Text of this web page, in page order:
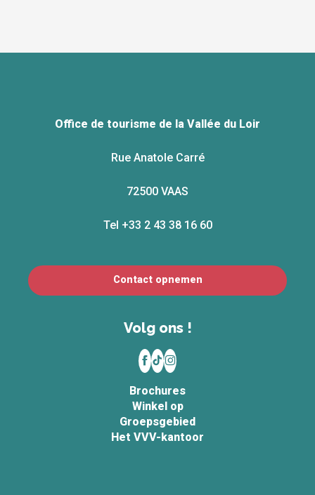
Office de tourisme de la Vallée du Loir
Rue Anatole Carré
72500 VAAS
Tel +33 2 43 38 16 60
Contact opnemen
Volg ons !
Brochures
Winkel op
Groepsgebied
Het VVV-kantoor